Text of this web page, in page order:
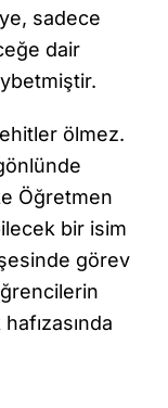
sadece
dair
ölmez.
Öğretmen
bir isim
görev